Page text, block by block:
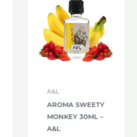
A&L
AROMA SWEETY
MONKEY 30ML –
A&L